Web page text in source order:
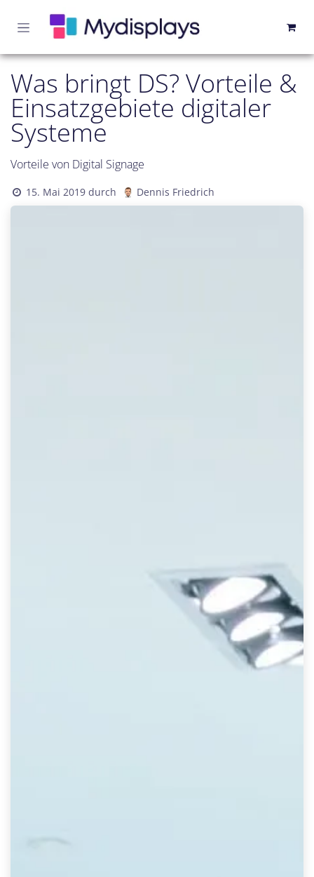
Was bringt DS? Vorteile &
Einsatzgebiete digitaler
Systeme
Vorteile von Digital Signage
15. Mai 2019 durch Dennis Friedrich